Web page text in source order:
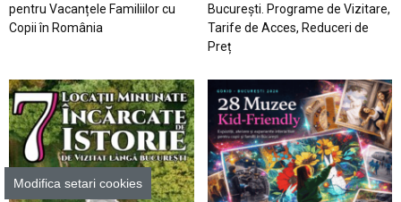
pentru Vacanțele Familiilor cu
Copii în România
București. Programe de Vizitare,
Tarife de Acces, Reduceri de
Preț
Modifica setari cookies